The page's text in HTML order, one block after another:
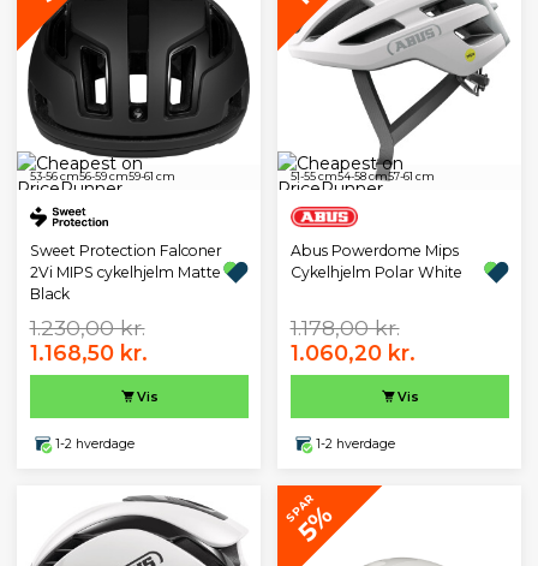
53-56 cm56-59 cm59-61 cm
Sweet Protection Falconer
2Vi MIPS cykelhjelm Matte
Black
1.230,00 kr.
1.168,50 kr.
Vis
1-2 hverdage
51-55 cm54-58 cm57-61 cm
Abus Powerdome Mips
Cykelhjelm Polar White
1.178,00 kr.
1.060,20 kr.
Vis
1-2 hverdage
SPAR
5%